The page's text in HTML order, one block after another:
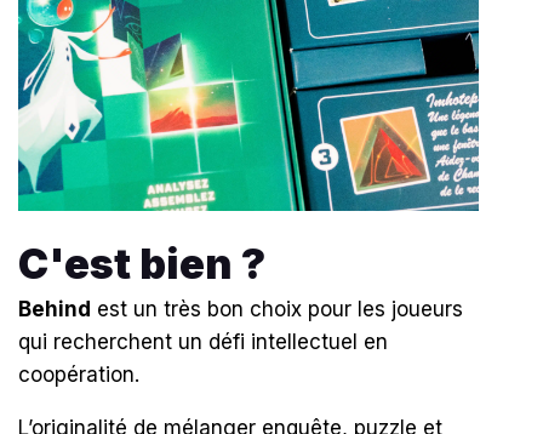
C'est bien ?
Behind est un très bon choix pour les joueurs
qui recherchent un défi intellectuel en
coopération.
L’originalité de mélanger enquête, puzzle et